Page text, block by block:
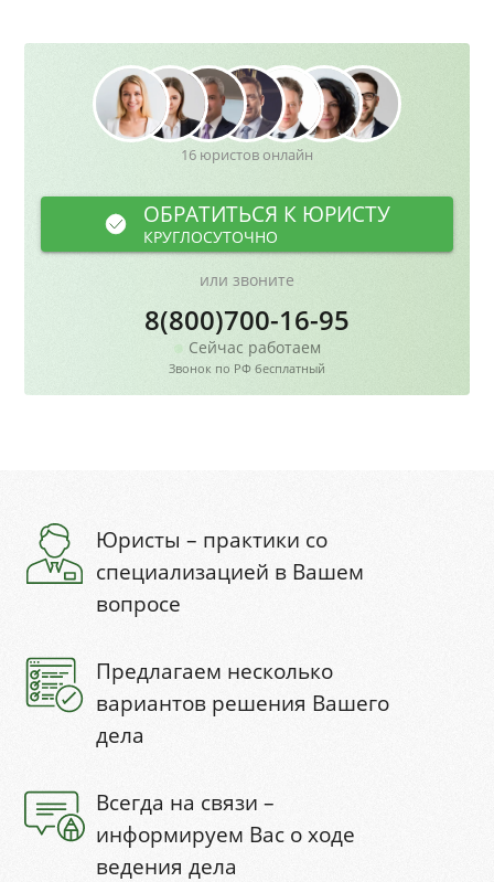
16 юристов онлайн
ОБРАТИТЬСЯ К ЮРИСТУ
КРУГЛОСУТОЧНО
или звоните
8(800)700-16-95
Сейчас работаем
Звонок по РФ бесплатный
Юристы – практики со
специализацией в Вашем
вопросе
Предлагаем несколько
вариантов решения Вашего
дела
Всегда на связи –
информируем Вас о ходе
ведения дела